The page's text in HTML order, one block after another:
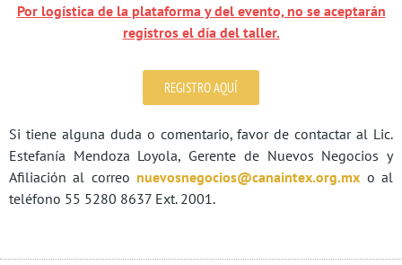
Por logística de la plataforma y del evento, no se aceptarán
registros el día del taller.
REGISTRO AQUÍ
Si tiene alguna duda o comentario, favor de contactar al Lic.
Estefanía Mendoza Loyola, Gerente de Nuevos Negocios y
Afiliación al correo nuevosnegocios@canaintex.org.mx o al
teléfono 55 5280 8637 Ext. 2001.